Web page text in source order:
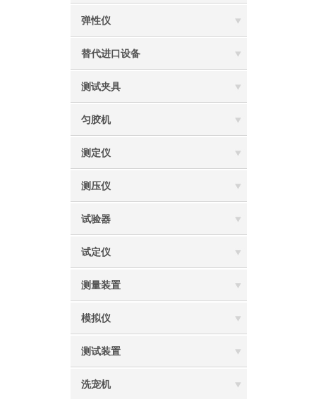
弹性仪
替代进口设备
测试夹具
匀胶机
测定仪‌
测压仪
试验器
试定仪
测量装置
模拟仪
测试装置
洗宠机